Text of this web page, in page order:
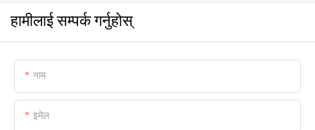
हामीलाई सम्पर्क गर्नुहोस्
नाम
इमेल